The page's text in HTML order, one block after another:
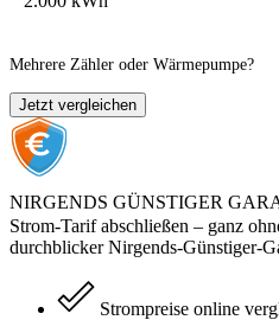
Mehrere Zähler oder Wärmepumpe?
Jetzt vergleichen
NIRGENDS GÜNSTIGER
Strom-Tarifabschließen – ganz
durchblicker Nirgends-Günstiger-
Strompreise online